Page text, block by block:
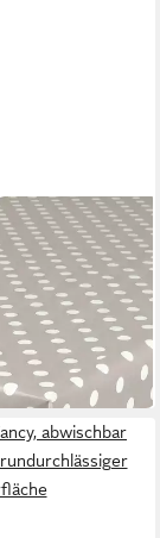
RUND ECKIG,
abwischbar